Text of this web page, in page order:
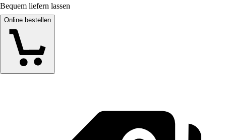
Bequem liefern lassen
Online bestellen